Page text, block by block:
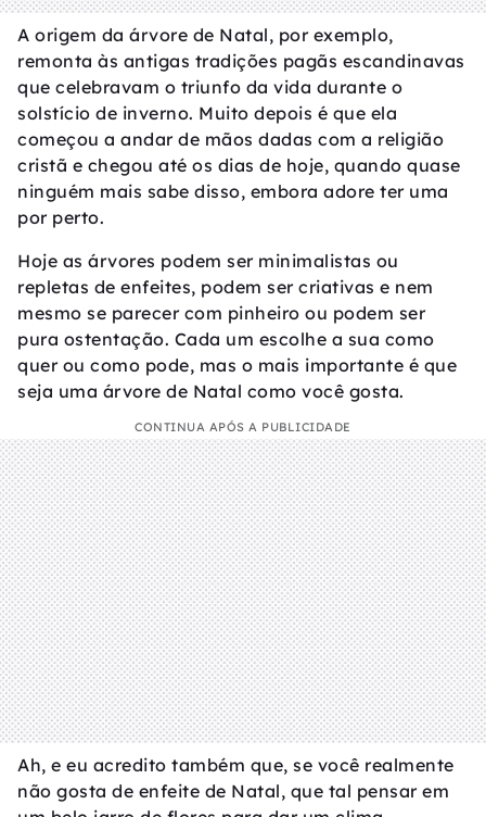
A origem da árvore de Natal, por exemplo,
remonta às antigas tradições pagãs escandinavas
que celebravam o triunfo da vida durante o
solstício de inverno. Muito depois é que ela
começou a andar de mãos dadas com a religião
cristã e chegou até os dias de hoje, quando quase
ninguém mais sabe disso, embora adore ter uma
por perto.
Hoje as árvores podem ser minimalistas ou
repletas de enfeites, podem ser criativas e nem
mesmo se parecer com pinheiro ou podem ser
pura ostentação. Cada um escolhe a sua como
quer ou como pode, mas o mais importante é que
seja uma árvore de Natal como você gosta.
CONTINUA APÓS A PUBLICIDADE
Ah, e eu acredito também que, se você realmente
não gosta de enfeite de Natal, que tal pensar em